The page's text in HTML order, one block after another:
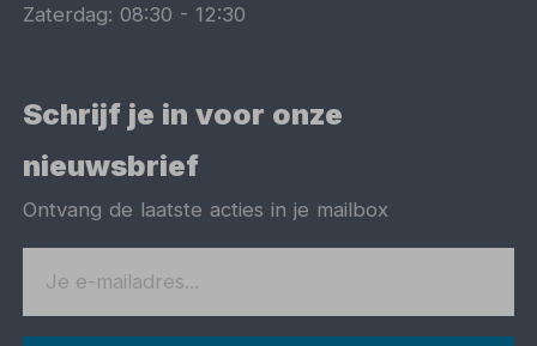
Zaterdag:08:30 -12:30
Schrijf je in voor onze
nieuwsbrief
Ontvang de laatste acties in je mailbox